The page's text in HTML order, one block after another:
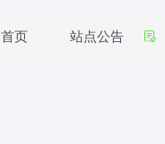
首页 站点公告